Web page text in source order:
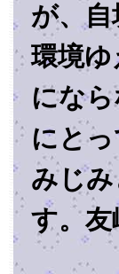
が、
環境
にな
にと
みじ
す。友